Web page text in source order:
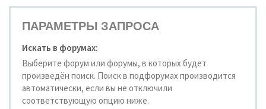
ПАРАМЕТРЫ ЗАПРОСА
Искать в форумах:
Выберите форум или форумы, в которых будет
произведён поиск. Поиск в подфорумах производится
автоматически, если вы не отключили
соответствующую опцию ниже.